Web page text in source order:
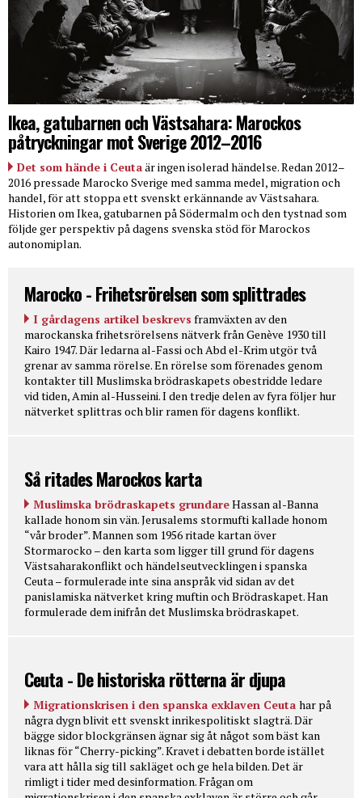
Ikea, gatubarnen och Västsahara: Marockos
påtryckningar mot Sverige 2012–2016
Det som hände i Ceutaär ingen isolerad händelse. Redan 2012–
2016 pressade Marocko Sverige med samma medel, migration och
handel, för att stoppa ett svenskt erkännande av Västsahara.
Historien om Ikea, gatubarnen på Södermalm och den tystnad som
följde ger perspektiv på dagens svenska stöd för Marockos
autonomiplan.
Marocko - Frihetsrörelsen som splittrades
I gårdagens artikel beskrevs framväxten av den
marockanska frihetsrörelsens nätverk från Genève 1930 till
Kairo 1947. Där ledarna al-Fassi och Abd el-Krim utgör två
grenar av samma rörelse. En rörelse som förenades genom
kontakter till Muslimska brödraskapets obestridde ledare
vid tiden, Amin al-Husseini. I den tredje delen av fyra följer hur
nätverket splittras och blir ramen för dagens konflikt.
Så ritades Marockos karta
Muslimska brödraskapets grundareHassan al-Banna
kallade honom sin vän. Jerusalems stormufti kallade honom
“vår broder”. Mannen som 1956 ritade kartan över
Stormarocko – den karta som ligger till grund för dagens
Västsaharakonflikt och händelseutvecklingen i spanska
Ceuta – formulerade inte sina anspråk vid sidan av det
panislamiska nätverket kring muftin och Brödraskapet. Han
formulerade dem inifrån det Muslimska brödraskapet.
Ceuta - De historiska rötterna är djupa
Migrationskrisen i den spanska exklaven Ceuta har på
några dygn blivit ett svenskt inrikespolitiskt slagträ. Där
bägge sidor blockgränsen ägnar sig åt något som bäst kan
liknas för “Cherry-picking”. Kravet i debatten borde istället
vara att hålla sig till sakläget och ge hela bilden. Det är
rimligt i tider med desinformation. Frågan om